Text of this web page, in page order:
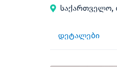
საქართველო,
დეტალები